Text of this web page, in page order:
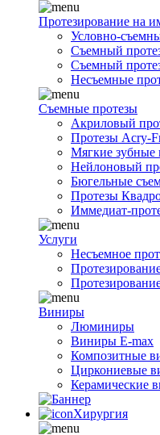
Протезирование на
Условно-
Съемный
Съемный
Несъемные
Съемные протезы
Акриловый
Протезы Acry-
Мягкие зубные
Нейлоновый
Бюгельные
Протезы
Иммедиат-
Услуги
Несъемное
Виниры
Люминиры
Виниры E-max
Композитные
Циркониевые
Керамические
Хирургия